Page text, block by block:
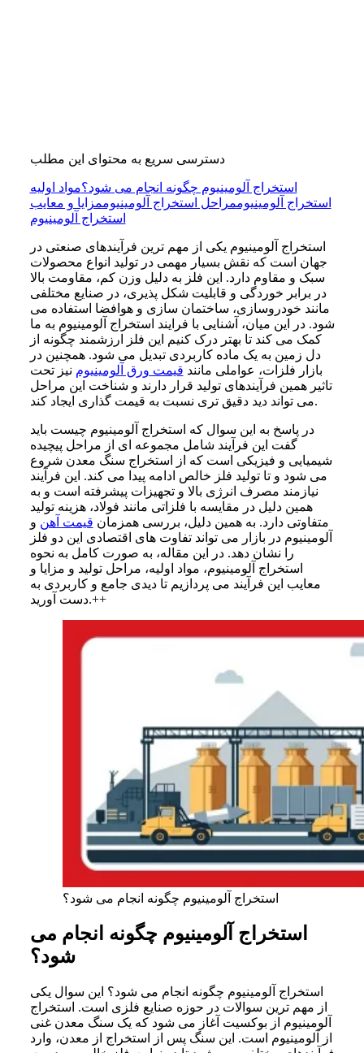
دسترسی سریع به محتوای این مطلب
استخراج آلومینیوم چگونه انجام می شود؟مواد اولیه
استخراج آلومینیوممراحل استخراج آلومینیوممزایا و معایب
استخراج آلومینیوم
استخراج آلومینیوم یکی از مهم ترین فرآیندهای صنعتی در
جهان است که نقش بسیار مهمی در تولید انواع محصولات
سبک و مقاوم دارد. این فلز به دلیل وزن کم، مقاومت بالا
در برابر خوردگی و قابلیت شکل پذیری، در صنایع مختلفی
مانند خودروسازی، ساختمان سازی و هوافضا استفاده می
شود. در این میان، آشنایی با فرایند استخراج آلومینیوم به ما
کمک می کند تا بهتر درک کنیم این فلز ارزشمند چگونه از
دل زمین به یک ماده کاربردی تبدیل می شود. همچنین در
بازار فلزات، عواملی مانند قیمت ورق آلومینیوم نیز تحت
تاثیر همین فرآیندهای تولید قرار دارند و شناخت این مراحل
می تواند دید دقیق تری نسبت به قیمت گذاری ایجاد کند.
در پاسخ به این سوال که استخراج آلومینیوم چیست باید
گفت این فرآیند شامل مجموعه ای از مراحل پیچیده
شیمیایی و فیزیکی است که از استخراج سنگ معدن شروع
می شود و تا تولید فلز خالص ادامه پیدا می کند. این فرآیند
نیازمند مصرف انرژی بالا و تجهیزات پیشرفته است و به
همین دلیل در مقایسه با فلزاتی مانند فولاد، هزینه تولید
متفاوتی دارد. به همین دلیل، بررسی همزمان قیمت آهن و
آلومینیوم در بازار می تواند تفاوت های اقتصادی این دو فلز
را نشان دهد. در این مقاله، به صورت کامل به نحوه
استخراج آلومینیوم، مواد اولیه، مراحل تولید و مزایا و
معایب این فرآیند می پردازیم تا دیدی جامع و کاربردی به
دست آورید.++
استخراج آلومینیوم چگونه انجام می شود؟
استخراج آلومینیوم چگونه انجام می
شود؟
استخراج آلومینیوم چگونه انجام می شود؟ این سوال یکی
از مهم ترین سوالات در حوزه صنایع فلزی است. استخراج
آلومینیوم از بوکسیت آغاز می شود که یک سنگ معدن غنی
از آلومینیوم است. این سنگ پس از استخراج از معدن، وارد